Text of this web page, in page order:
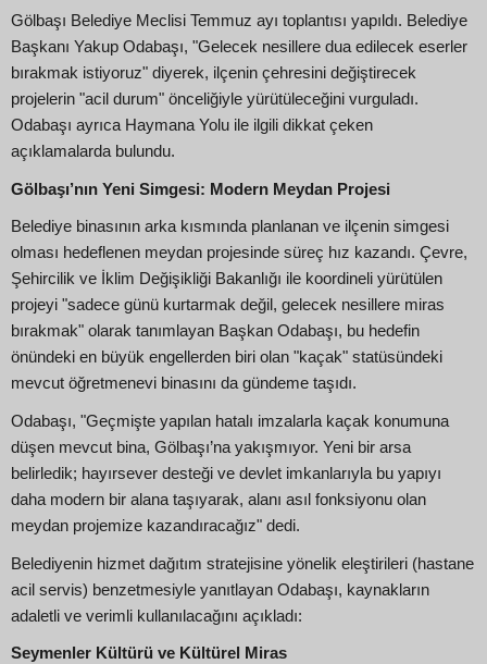
Gölbaşı Belediye Meclisi Temmuz ayı toplantısı yapıldı. Belediye
Başkanı Yakup Odabaşı, "Gelecek nesillere dua edilecek eserler
bırakmak istiyoruz" diyerek, ilçenin çehresini değiştirecek
projelerin "acil durum" önceliğiyle yürütüleceğini vurguladı.
Odabaşı ayrıca Haymana Yolu ile ilgili dikkat çeken
açıklamalarda bulundu.
Gölbaşı’nın Yeni Simgesi: Modern Meydan Projesi
Belediye binasının arka kısmında planlanan ve ilçenin simgesi
olması hedeflenen meydan projesinde süreç hız kazandı. Çevre,
Şehircilik ve İklim Değişikliği Bakanlığı ile koordineli yürütülen
projeyi "sadece günü kurtarmak değil, gelecek nesillere miras
bırakmak" olarak tanımlayan Başkan Odabaşı, bu hedefin
önündeki en büyük engellerden biri olan "kaçak" statüsündeki
mevcut öğretmenevi binasını da gündeme taşıdı.
Odabaşı, "Geçmişte yapılan hatalı imzalarla kaçak konumuna
düşen mevcut bina, Gölbaşı’na yakışmıyor. Yeni bir arsa
belirledik; hayırsever desteği ve devlet imkanlarıyla bu yapıyı
daha modern bir alana taşıyarak, alanı asıl fonksiyonu olan
meydan projemize kazandıracağız" dedi.
Belediyenin hizmet dağıtım stratejisine yönelik eleştirileri (hastane
acil servis) benzetmesiyle yanıtlayan Odabaşı, kaynakların
adaletli ve verimli kullanılacağını açıkladı:
Seymenler Kültürü ve Kültürel Miras